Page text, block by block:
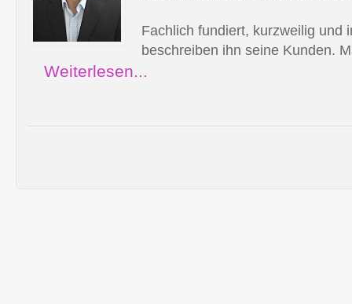
Fachlich fundiert, kurzweilig und
beschreiben ihn seine Kunden.
Weiterlesen...